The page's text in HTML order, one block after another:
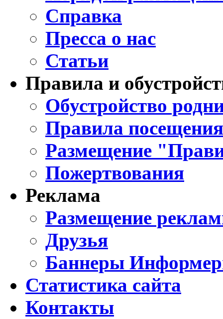
Справка
Пресса о нас
Статьи
Правила и
Обустройство
Правила
Размещение
Пожертвования
Реклама
Размещение
Друзья
Баннеры
Статистика сайта
Контакты